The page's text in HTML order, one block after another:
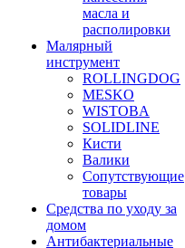
масла и
располировки
Малярный
инструмент
ROLLINGDOG
MESKO
WISTOBA
SOLIDLINE
Кисти
Валики
Сопутствующие
товары
Средства по уходу за
домом
Антибактериальные